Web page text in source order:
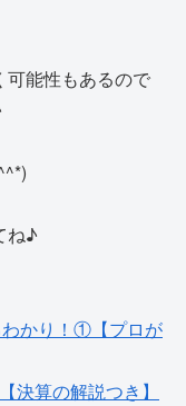
可能性もあるので
ね♪
かり！①【プロが
算の解説つき】